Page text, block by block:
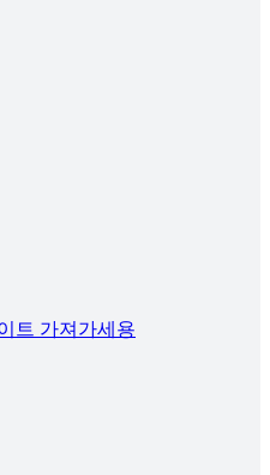
트 가져가세용